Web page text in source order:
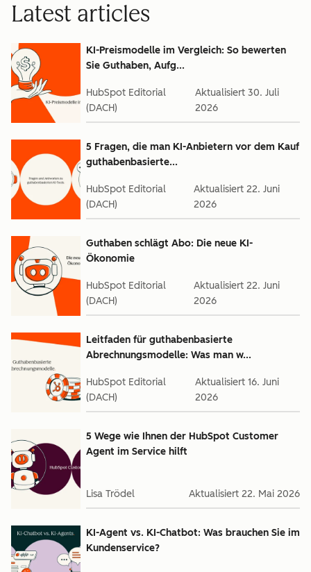
Latest articles
KI-Preismodelle im Vergleich: So bewerten
Sie Guthaben, Aufg...
HubSpot Editorial
(DACH)
Aktualisiert30. Juli
2026
5 Fragen, die man KI-Anbietern vor dem Kauf
guthabenbasierte...
HubSpot Editorial
(DACH)
Aktualisiert 22. Juni
2026
Guthaben schlägt Abo: Die neue KI-
Ökonomie
HubSpot Editorial
(DACH)
Aktualisiert 22. Juni
2026
Leitfaden für guthabenbasierte
Abrechnungsmodelle: Was man w...
HubSpot Editorial
(DACH)
Aktualisiert16. Juni
2026
5 Wege wie Ihnen der HubSpot Customer
Agent im Service hilft
Lisa Trödel Aktualisiert 22. Mai 2026
KI-Agent vs. KI-Chatbot: Was brauchen Sie im
Kundenservice?